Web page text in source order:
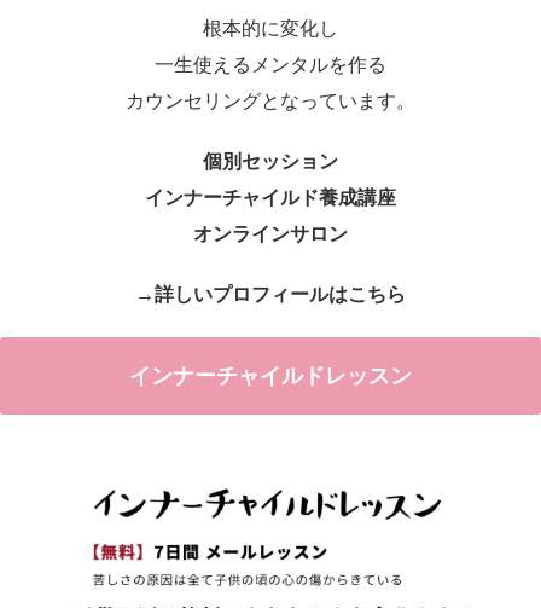
根本的に変化し
一生使えるメンタルを作る
カウンセリングとなっています。
個別セッション
インナーチャイルド養成講座
オンラインサロン
→詳しいプロフィールはこちら
インナーチャイルドレッスン